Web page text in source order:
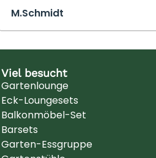
M.Schmidt
Viel besucht
Gartenlounge
Eck-Loungesets
Balkonmöbel-Set
Barsets
Garten-Essgruppe